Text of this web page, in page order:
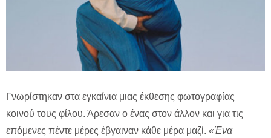
Γνωρίστηκαν στα εγκαίνια μιας έκθεσης φωτογραφίας
κοινού τους φίλου. Άρεσαν ο ένας στον άλλον και για τις
επόμενες πέντε μέρες έβγαιναν κάθε μέρα μαζί. «Ένα